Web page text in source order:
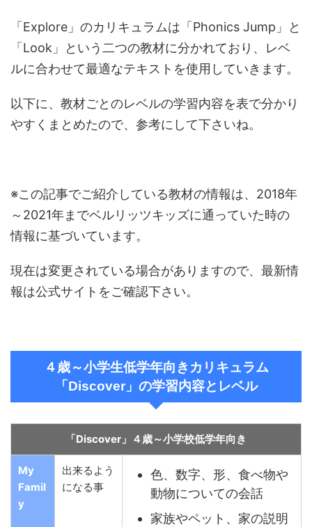
「Explore」のカリキュラムは「Phonics Jump」と
「Look」という二つの教材に分かれており、レベ
ルに合わせて最適なテキストを使用していきます。
以下に、教材ごとのレベルの学習内容を表で分かり
やすくまとめたので、参考にして下さいね。
※この記事でご紹介している教材の情報は、2018年
～2021年までベルリッツキッズに通っていた時の
情報に基づいています。
現在は変更されている場合がありますので、最新情
報は公式サイトをご確認下さい。
４歳～小学生低学年向きカリキュラム
「Discover」の学習内容とレベル
「Discover」４歳～小学校低学年向き
My
Famil
y
出来るよう
になる事
色、数字、形、食べ物や
動物についての会話
家族やペット、家の説明